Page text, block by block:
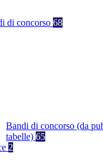
di concorso 68
Bandi di concorso (da
tabelle) 65
2